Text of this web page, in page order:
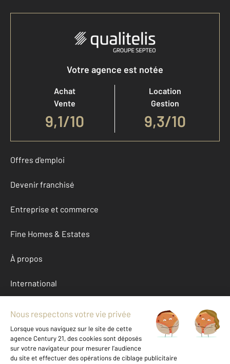
Votre agence est notée
Achat
Vente
9,1/10
Location
Gestion
9,3/10
Offres d'emploi
Devenir franchisé
Entreprise et commerce
Fine Homes & Estates
À propos
International
Mentions légales & CGU et Barèmes d'honoraires